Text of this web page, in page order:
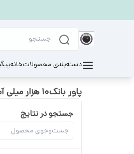
دسته‌بندی محصولاتخانه
پاور بانک‌۱۰ هزار میلی آمپر
جستجو در نتایج